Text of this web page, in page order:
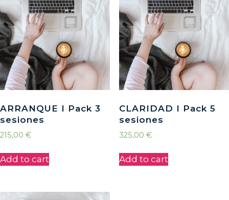
ARRANQUE I Pack 3
sesiones
215,00 €
Add to cart
CLARIDAD I Pack 5
sesiones
325,00 €
Add to cart